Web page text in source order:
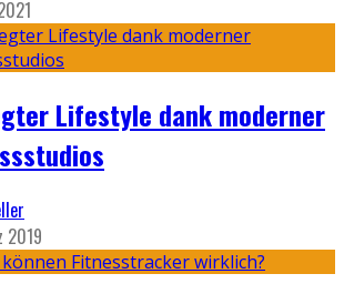
Lifestyle dank moderner
2019